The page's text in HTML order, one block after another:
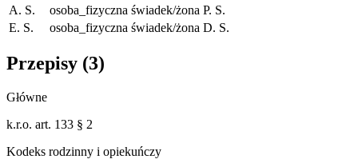
A. S.
osoba_fizyczna świadek/żona P. S.
E. S.
osoba_fizyczna świadek/żona D. S.
Przepisy (3)
Główne
k.r.o. art. 133 § 2
Kodeks rodzinny i opiekuńczy